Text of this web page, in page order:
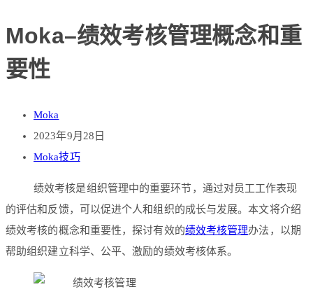
Moka–绩效考核管理概念和重
要性
Moka
2023年9月28日
Moka技巧
绩效考核是组织管理中的重要环节，通过对员工工作表现
的评估和反馈，可以促进个人和组织的成长与发展。本文将介绍
绩效考核的概念和重要性，探讨有效的绩效考核管理办法，以期
帮助组织建立科学、公平、激励的绩效考核体系。